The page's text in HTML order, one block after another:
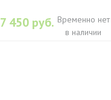
7 450 руб. Временно нет
в наличии